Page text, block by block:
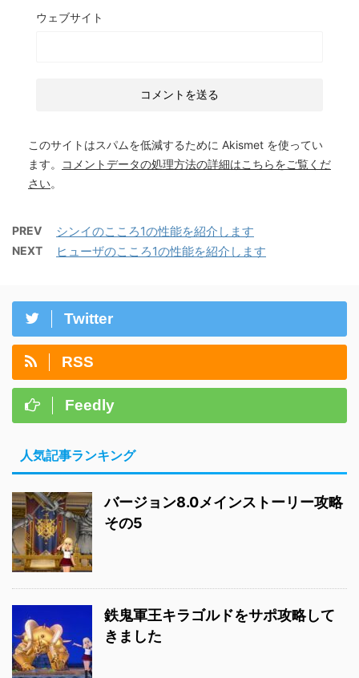
ウェブサイト
このサイトはスパムを低減するために Akismet を使ってい
ます。
コメントデータの処理方法の詳細はこちらをご覧くだ
さい。
PREV シンイのこころ1の性能を紹介します
NEXT ヒューザのこころ1の性能を紹介します
Twitter
RSS
Feedly
人気記事ランキング
バージョン8.0メインストーリー攻略
その5
鉄鬼軍王キラゴルドをサポ攻略して
きました